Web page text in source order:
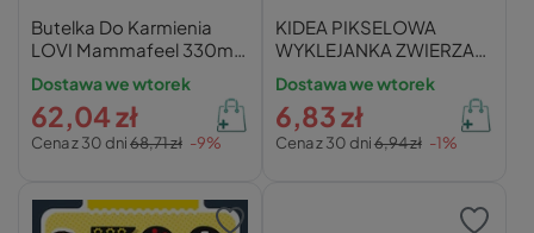
Butelka Do Karmienia
LOVI Mammafeel 330ml
Ze Smoczkiem
Dynamicznym 6M+
Dostawa we wtorek
Cena z 30 dni68,71 zł -9%
62,04 zł
KIDEA PIKSELOWA
WYKLEJANKA ZWIERZAKI
ZESTAW KREATYWNY
Dostawa we wtorek
Cena z 30 dni6,94 zł -1%
6,83 zł